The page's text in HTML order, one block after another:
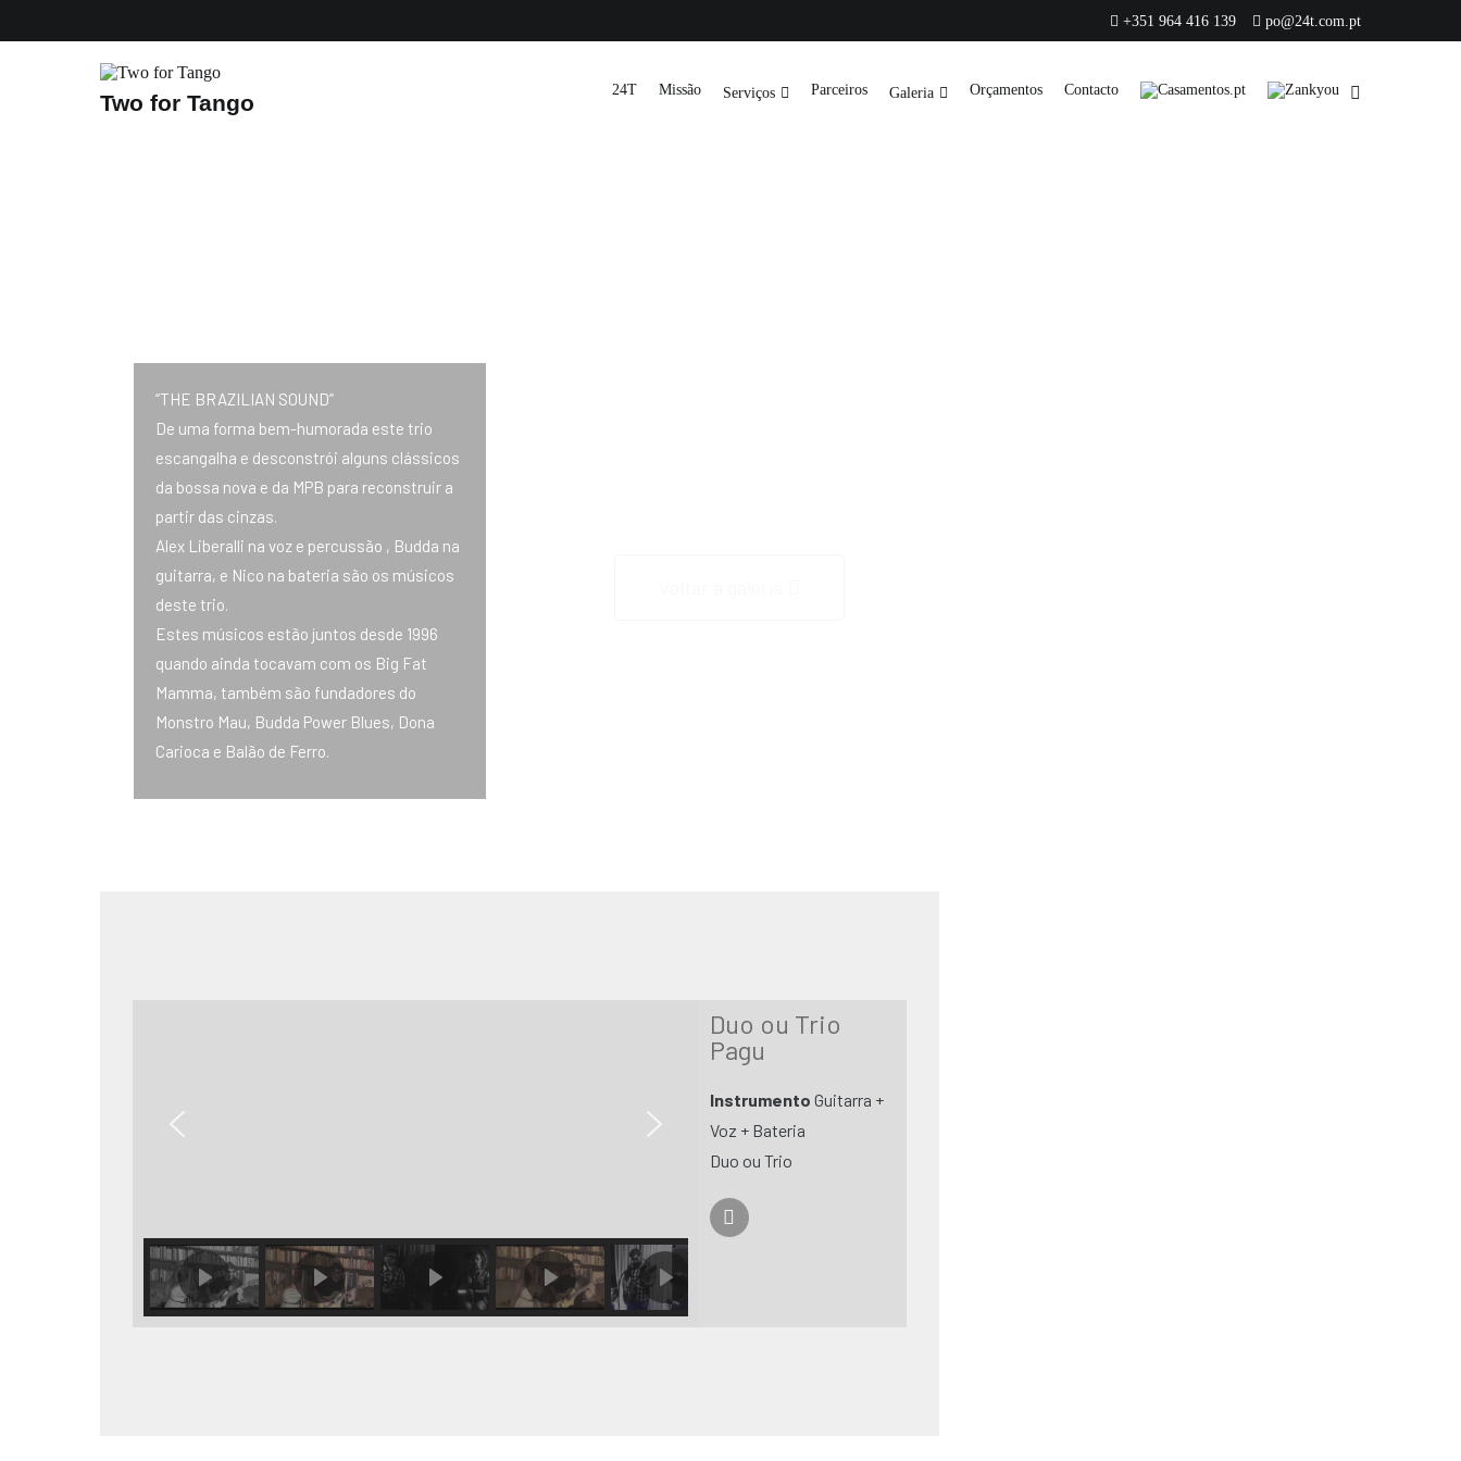
+351 964 416 139 po@24t.com.pt
Two for Tango
24T Missão Serviços Parceiros Galeria Orçamentos Contacto
“THE BRAZILIAN SOUND”
De uma forma bem-humorada este trio
escangalha e desconstrói alguns clássicos
da bossa nova e da MPB para reconstruir a
partir das cinzas.
Alex Liberalli na voz e percussão , Budda na
guitarra, e Nico na bateria são os músicos
deste trio.
Estes músicos estão juntos desde 1996
quando ainda tocavam com os Big Fat
Mamma, também são fundadores do
Monstro Mau, Budda Power Blues, Dona
Carioca e Balão de Ferro.
Duo ou Trio
Pagu
Instrumento Guitarra +
Voz + Bateria
Duo ou Trio